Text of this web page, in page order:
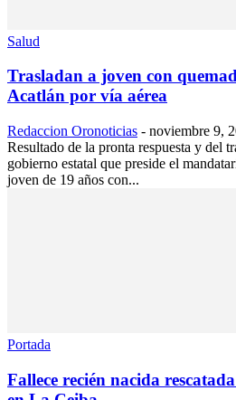
Salud
Trasladan a joven con
Acatlán por vía aérea
Redaccion Oronoticias - noviembre 9,
Resultado de la pronta respuesta y del
gobierno estatal que preside el
joven de 19 años con...
Portada
Fallece recién nacida